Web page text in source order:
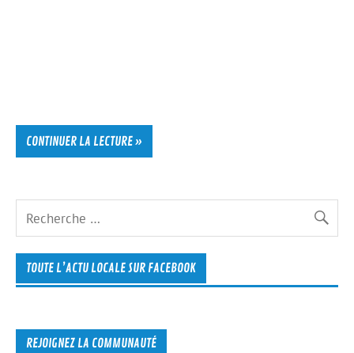
CONTINUER LA LECTURE »
TOUTE L’ACTU LOCALE SUR FACEBOOK
REJOIGNEZ LA COMMUNAUTÉ